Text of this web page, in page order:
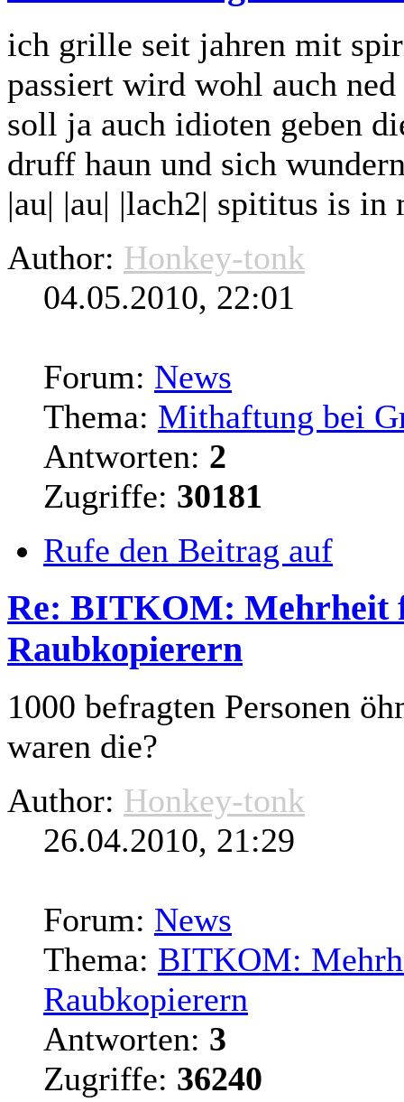
ich grille seit jahren mit
passiert wird wohl auch
soll ja auch idioten geben
druff haun und sich
|au| |au| |lach2| spititus is in
Author: Honkey-tonk
04.05.2010, 22:01
Forum: News
Thema: Mithaftung bei
Antworten: 2
Zugriffe: 30181
Rufe den Beitrag auf
Re: BITKOM: Mehrheit
Raubkopierern
1000 befragten Personen
waren die?
Author: Honkey-tonk
26.04.2010, 21:29
Forum: News
Thema: BITKOM:
Raubkopierern
Antworten: 3
Zugriffe: 36240